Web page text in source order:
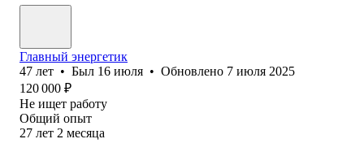
Главный энергетик
47 лет • Был 16 июля • Обновлено 7 июля 2025
120 000 ₽
Не ищет работу
Общий опыт
27 лет 2 месяца